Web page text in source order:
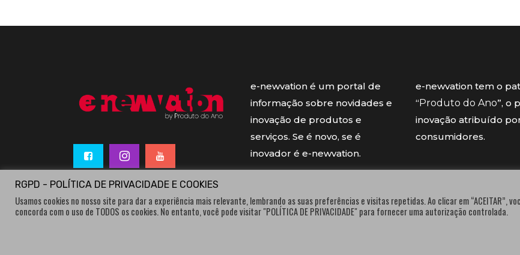
e-newvation é um portal de
informação sobre novidades e
inovação de produtos e
serviços. Se é novo, se é
inovador é e-newvation.
e-newvation tem o
“Produto do Ano”, o
inovação atribuído
consumidores.
RGPD - POLÍTICA DE PRIVACIDADE E COOKIES
Usamos cookies no nosso site para dar a experiência mais relevante, lembrando as suas preferências e visitas repetidas. Ao clicar em “ACEITAR”,
concorda com o uso de TODOS os cookies. No entanto, você pode visitar "POLÍTICA DE PRIVACIDADE" para fornecer uma autorização controlada.